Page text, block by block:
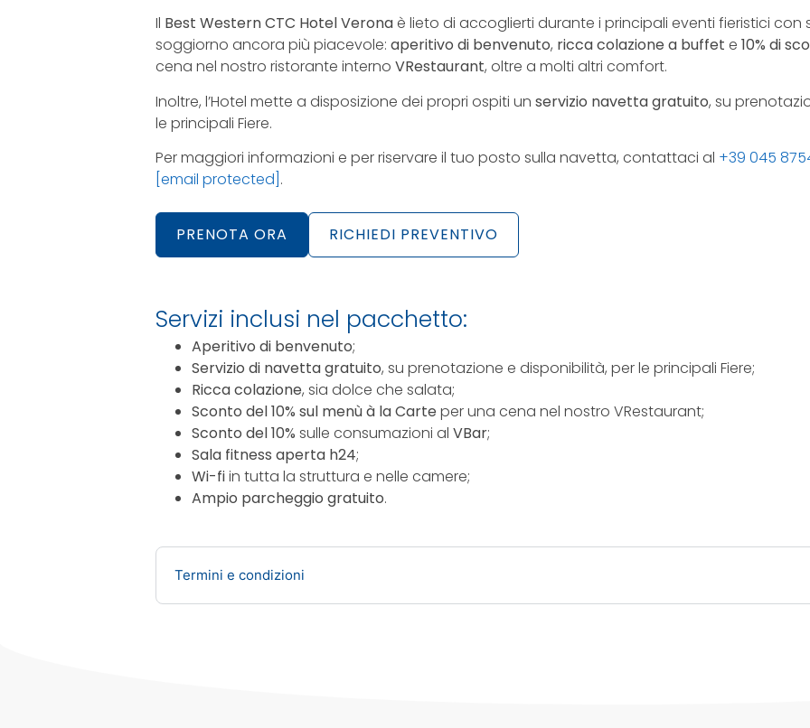
Il Best Western CTC Hotel Veronaè lieto di accoglierti durante i principali eventi fieristici con
soggiorno ancora più piacevole: aperitivo di benvenuto, ricca colazione a buffet e 10% di
cena nel nostro ristorante interno VRestaurant, oltre a molti altri comfort.
Inoltre, l’Hotel mette a disposizione dei propri ospiti un servizio navetta gratuito, su
le principali Fiere.
Per maggiori informazioni e per riservare il tuo posto sulla navetta, contattaci al +39 045
[email protected] .
PRENOTA ORA RICHIEDI PREVENTIVO
Servizi inclusi nel pacchetto:
Aperitivo di benvenuto;
Servizio di navetta gratuito, su prenotazione e disponibilità, per le principali Fiere;
Ricca colazione, sia dolce che salata;
Sconto del 10% sul menù à la Carte per una cena nel nostro VRestaurant;
Sconto del 10% sulle consumazioni al VBar;
Sala fitness aperta h24;
Wi-fiin tutta la struttura e nelle camere;
Ampio parcheggio gratuito.
Termini e condizioni